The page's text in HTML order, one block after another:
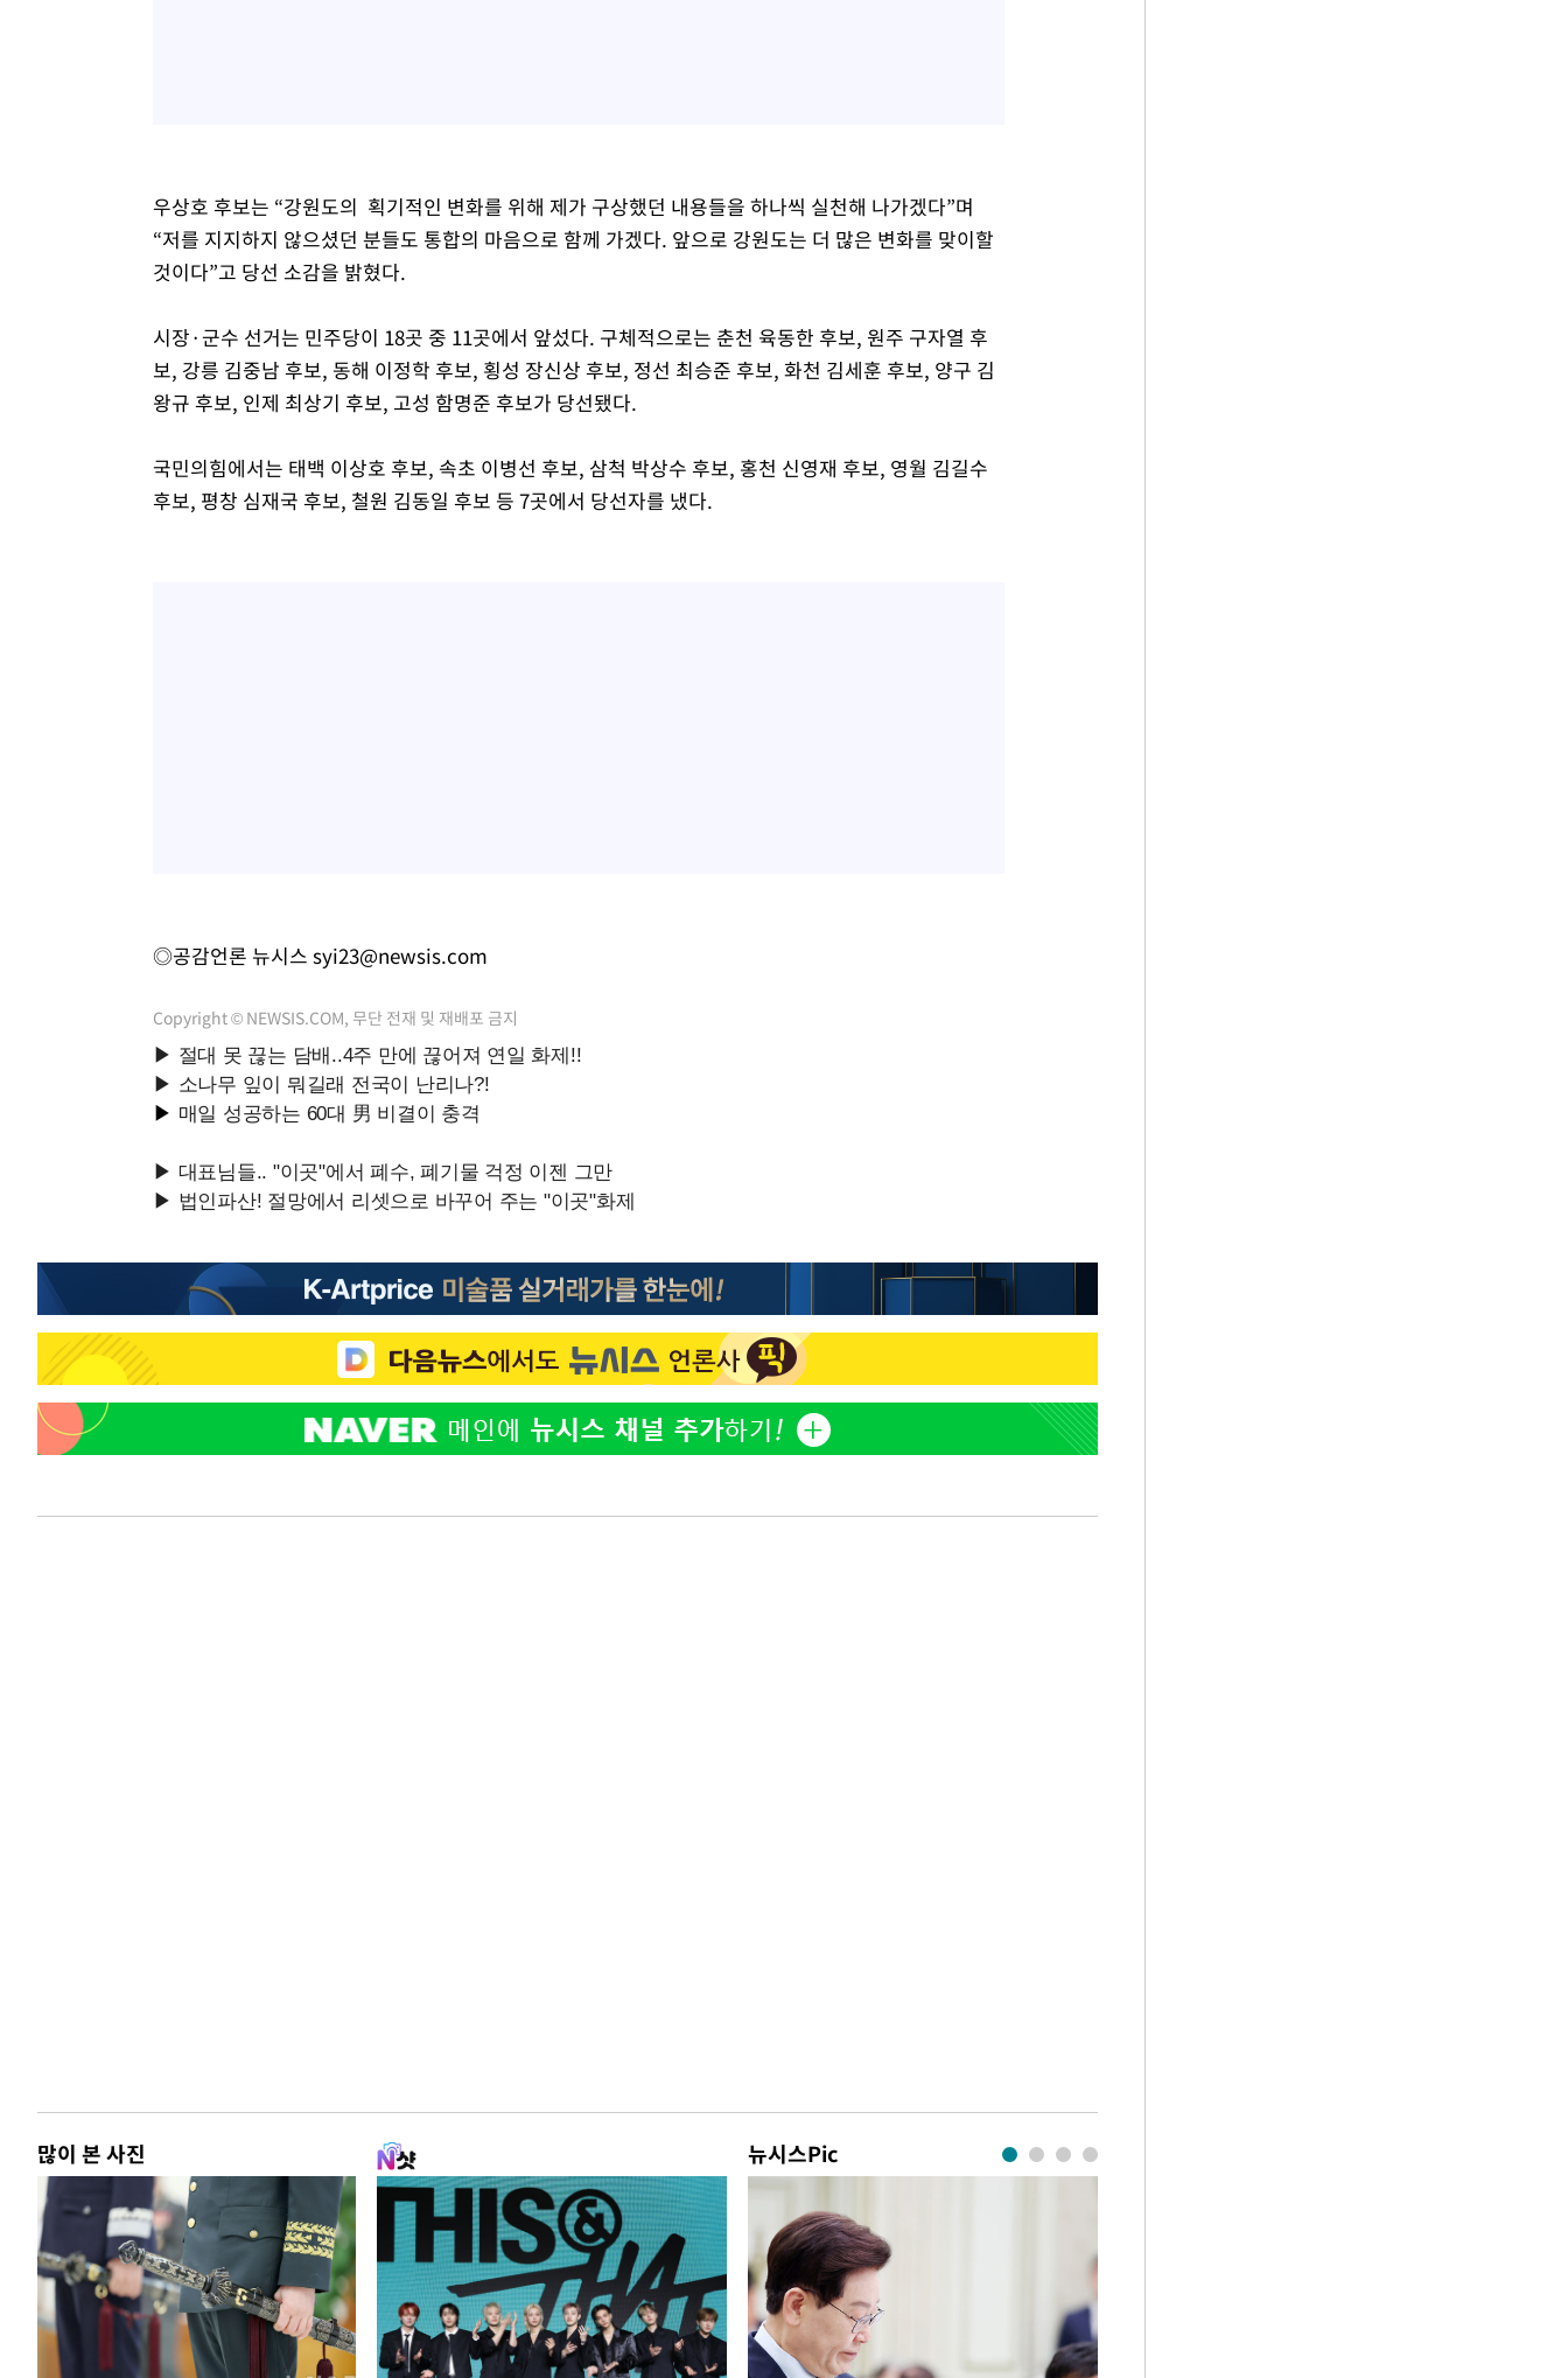
우상호 후보는 “강원도의 획기적인 변화를 위해 제가 구상했던 내용들을 하나씩 실천해 나가겠다”며
“저를 지지하지 않으셨던 분들도 통합의 마음으로 함께 가겠다. 앞으로 강원도는 더 많은 변화를 맞이할
것이다”고 당선 소감을 밝혔다.
시장·군수 선거는 민주당이 18곳 중 11곳에서 앞섰다. 구체적으로는 춘천 육동한 후보, 원주 구자열 후
보, 강릉 김중남 후보, 동해 이정학 후보, 횡성 장신상 후보, 정선 최승준 후보, 화천 김세훈 후보, 양구 김
왕규 후보, 인제 최상기 후보, 고성 함명준 후보가 당선됐다.
국민의힘에서는 태백 이상호 후보, 속초 이병선 후보, 삼척 박상수 후보, 홍천 신영재 후보, 영월 김길수
후보, 평창 심재국 후보, 철원 김동일 후보 등 7곳에서 당선자를 냈다.
◎공감언론 뉴시스 syi23@newsis.com
Copyright © NEWSIS.COM, 무단 전재 및 재배포 금지
많이 본 사진 뉴시스Pic